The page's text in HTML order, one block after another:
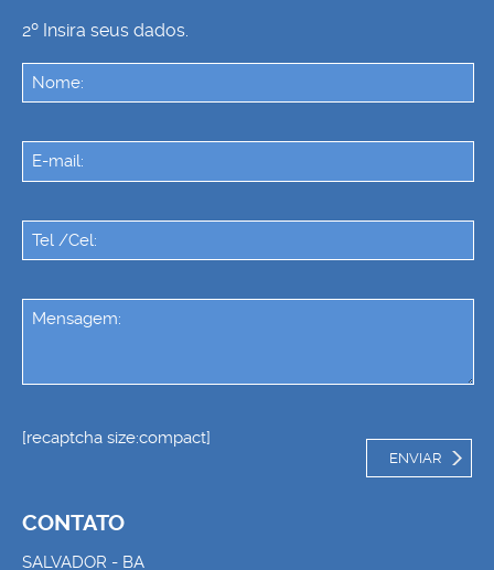
2º Insira seus dados.
[recaptcha size:compact]
CONTATO
SALVADOR - BA